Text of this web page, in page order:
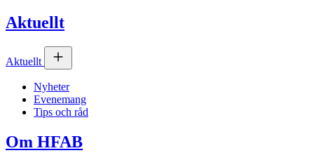
Aktuellt
Aktuellt
Nyheter
Evenemang
Tips och råd
Om HFAB